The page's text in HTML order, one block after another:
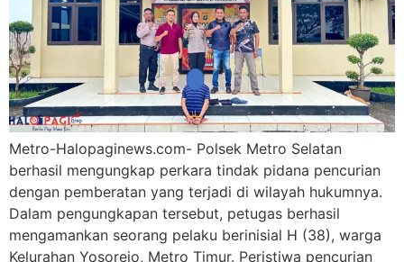
Metro-Halopaginews.com- Polsek Metro Selatan
berhasil mengungkap perkara tindak pidana pencurian
dengan pemberatan yang terjadi di wilayah hukumnya.
Dalam pengungkapan tersebut, petugas berhasil
mengamankan seorang pelaku berinisial H (38), warga
Kelurahan Yosorejo, Metro Timur. Peristiwa pencurian